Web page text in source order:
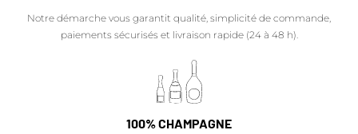
Notre démarche vous garantit qualité, simplicité de commande,
paiements sécurisés et livraison rapide (24 à 48 h).
100% CHAMPAGNE